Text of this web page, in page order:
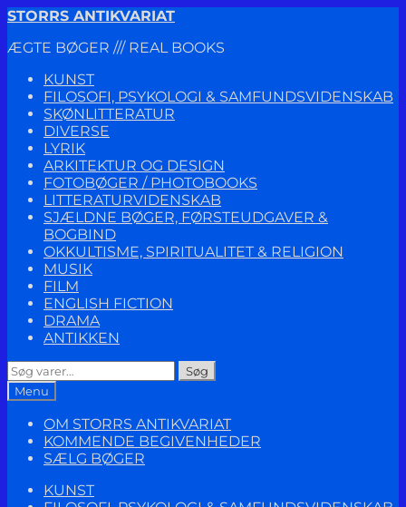
Spring
navigation
Spring
indhold
STORRS ANTIKVARIAT
ÆGTE BØGER /// REAL BOOKS
KUNST
FILOSOFI, PSYKOLOGI & SAMFUNDSVIDENSKAB
SKØNLITTERATUR
DIVERSE
LYRIK
ARKITEKTUR OG DESIGN
FOTOBØGER / PHOTOBOOKS
LITTERATURVIDENSKAB
SJÆLDNE BØGER, FØRSTEUDGAVER &
BOGBIND
OKKULTISME, SPIRITUALITET & RELIGION
MUSIK
FILM
ENGLISH FICTION
DRAMA
ANTIKKEN
Søg
efter:
Søg
Menu
OM STORRS ANTIKVARIAT
KOMMENDE BEGIVENHEDER
SÆLG BØGER
KUNST